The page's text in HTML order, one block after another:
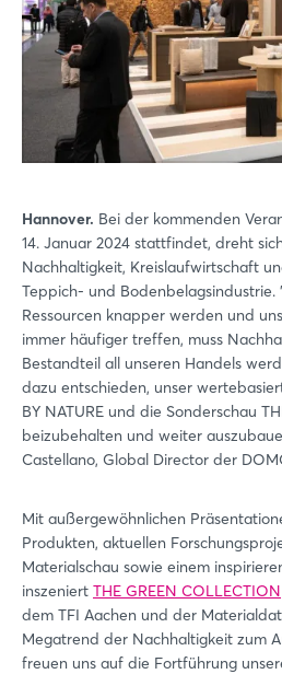
Hannover. Bei der kommenden
14. Januar 2024 stattfindet, dreht
Nachhaltigkeit, Kreislaufwirtschaft
Teppich- und Bodenbelagsindustrie.
Ressourcen knapper werden und
immer häufiger treffen, muss
Bestandteil all unseren Handels
dazu entschieden, unser
BY NATURE und die Sonderschau
beizubehalten und weiter
Castellano, Global Director der
Mit außergewöhnlichen
Produkten, aktuellen
Materialschau sowie einem
inszeniert THE GREEN COLLECTION
dem TFI Aachen und der
Megatrend der Nachhaltigkeit zum
freuen uns auf die Fortführung